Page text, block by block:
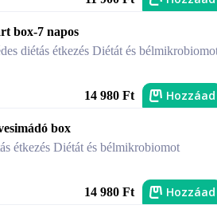
box-7 napos
diétás étkezés Diétát és
14 980 Ft Hozzáad
box
étkezés Diétát és bélmikrobiomot
14 980 Ft Hozzáad